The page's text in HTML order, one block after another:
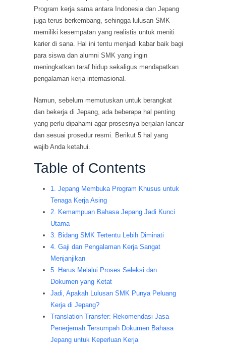
Program kerja sama antara Indonesia dan Jepang
juga terus berkembang, sehingga lulusan SMK
memiliki kesempatan yang realistis untuk meniti
karier di sana. Hal ini tentu menjadi kabar baik bagi
para siswa dan alumni SMK yang ingin
meningkatkan taraf hidup sekaligus mendapatkan
pengalaman kerja internasional.
Namun, sebelum memutuskan untuk berangkat
dan bekerja di Jepang, ada beberapa hal penting
yang perlu dipahami agar prosesnya berjalan lancar
dan sesuai prosedur resmi. Berikut 5 hal yang
wajib Anda ketahui.
Table of Contents
1. Jepang Membuka Program Khusus untuk
Tenaga Kerja Asing
2. Kemampuan Bahasa Jepang Jadi Kunci
Utama
3. Bidang SMK Tertentu Lebih Diminati
4. Gaji dan Pengalaman Kerja Sangat
Menjanjikan
5. Harus Melalui Proses Seleksi dan
Dokumen yang Ketat
Jadi, Apakah Lulusan SMK Punya Peluang
Kerja di Jepang?
Translation Transfer: Rekomendasi Jasa
Penerjemah Tersumpah Dokumen Bahasa
Jepang untuk Keperluan Kerja